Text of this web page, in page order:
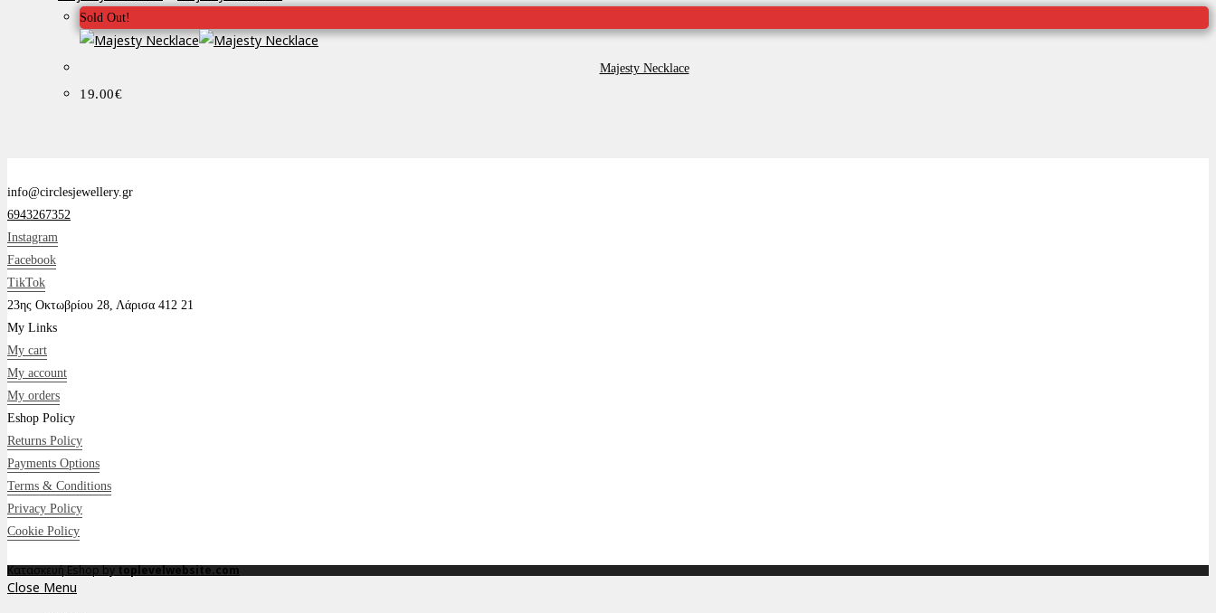
Sold Out!
Majesty Necklace
19.00€
info@circlesjewellery.gr
6943267352
Instagram
Facebook
TikTok
23ης Οκτωβρίου 28, Λάρισα 412 21
My Links
My cart
My account
My orders
Eshop Policy
Returns Policy
Payments Options
Terms & Conditions
Privacy Policy
Cookie Policy
Κατασκευή Eshop bytoplevelwebsite.com
Close Menu